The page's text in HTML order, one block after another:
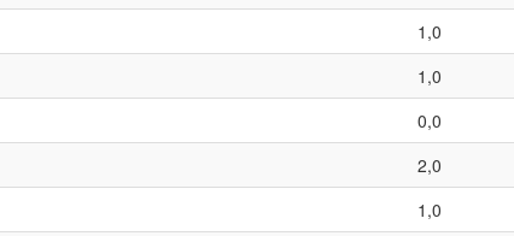
1,0
1,0
0,0
2,0
1,0